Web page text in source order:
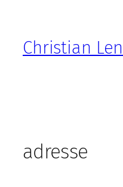
Christian
adresse